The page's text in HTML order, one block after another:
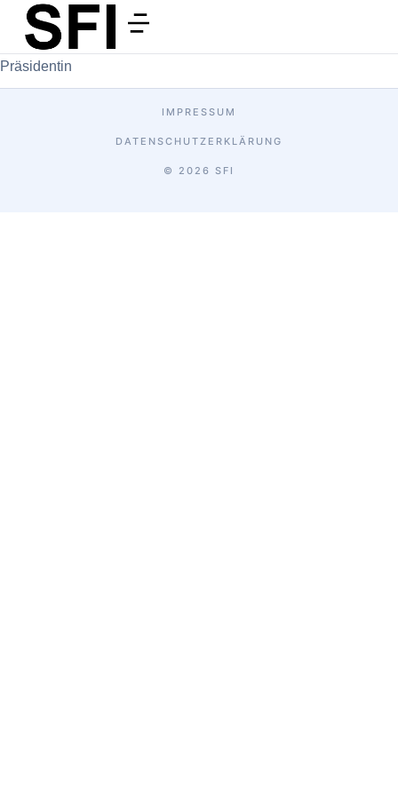
Präsidentin
© 2026 SFI
IMPRESSUM
DATENSCHUTZERKLÄRUNG